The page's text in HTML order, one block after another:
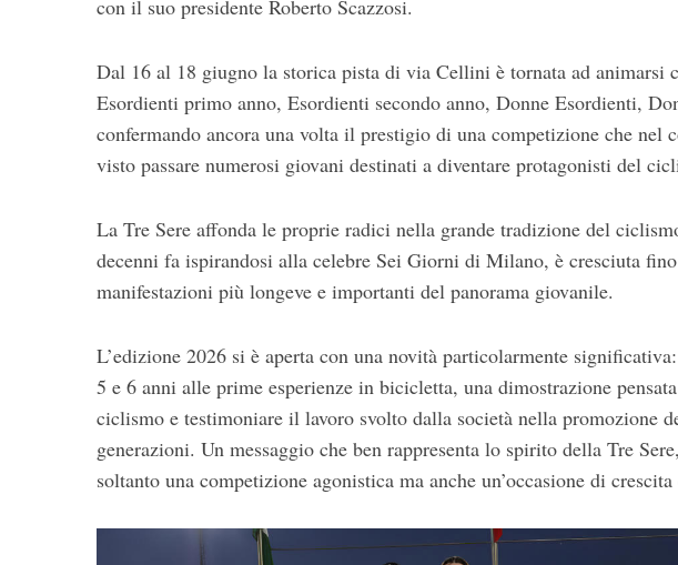
con il suo presidente Roberto Scazzosi.
Dal 16 al 18 giugno la storica pista di via Cellini è tornata ad animarsi
Esordienti primo anno, Esordienti secondo anno, Donne Esordienti,
confermando ancora una volta il prestigio di una competizione che nel
visto passare numerosi giovani destinati a diventare protagonisti del
La Tre Sere affonda le proprie radici nella grande tradizione del
decenni fa ispirandosi alla celebre Sei Giorni di Milano, è cresciuta
manifestazioni più longeve e importanti del panorama giovanile.
L’edizione 2026 si è aperta con una novità particolarmente
5 e 6 anni alle prime esperienze in bicicletta, una dimostrazione
ciclismo e testimoniare il lavoro svolto dalla società nella promozione
generazioni. Un messaggio che ben rappresenta lo spirito della Tre
soltanto una competizione agonistica ma anche un’occasione di
S
r
c
f